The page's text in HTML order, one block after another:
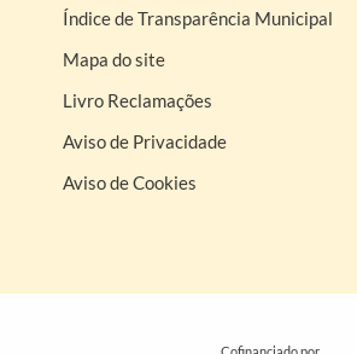
Índice de Transparência Municipal
Mapa do site
Livro Reclamações
Aviso de Privacidade
Aviso de Cookies
Cofinanciado por